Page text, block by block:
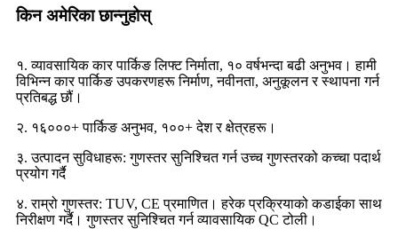
किन अमेरिका छान्नुहोस्
१. व्यावसायिक कार पार्किङ लिफ्ट निर्माता, १० वर्षभन्दा बढी अनुभव। हामी
विभिन्न कार पार्किङ उपकरणहरू निर्माण, नवीनता, अनुकूलन र स्थापना गर्न
प्रतिबद्ध छौं।
२. १६०००+ पार्किङ अनुभव, १००+ देश र क्षेत्रहरू।
३. उत्पादन सुविधाहरू: गुणस्तर सुनिश्चित गर्न उच्च गुणस्तरको कच्चा पदार्थ
प्रयोग गर्दै
४. राम्रो गुणस्तर: TUV, CE प्रमाणित। हरेक प्रक्रियाको कडाईका साथ
निरीक्षण गर्दै। गुणस्तर सुनिश्चित गर्न व्यावसायिक QC टोली।